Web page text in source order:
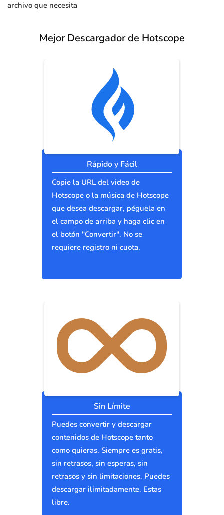
archivo que necesita
Mejor Descargador de Hotscope
Rápido y Fácil
Copie la URL del video de
Hotscope o la música de Hotscope
que desea descargar, péguela en
el campo de arriba y haga clic en
el botón "Convertir". No se
requiere registro ni cuota.
Sin Límite
Puedes convertir y descargar
contenidos de Hotscope tanto
como quieras. Siempre es gratis,
sin retrasos, sin esperas, sin
retrasos y sin limitaciones. Puedes
descargar ilimitadamente. Estas
libre.